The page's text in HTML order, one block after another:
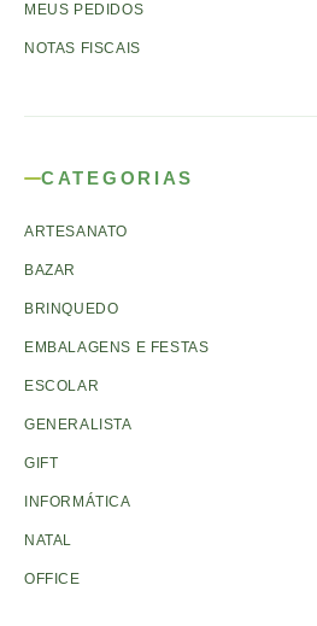
MEUS PEDIDOS
NOTAS FISCAIS
CATEGORIAS
ARTESANATO
BAZAR
BRINQUEDO
EMBALAGENS E FESTAS
ESCOLAR
GENERALISTA
GIFT
INFORMÁTICA
NATAL
OFFICE